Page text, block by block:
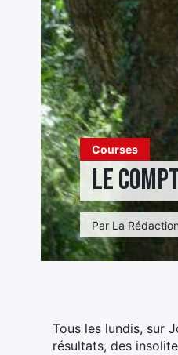
Courses
Le
Par La
Tous les lundis, sur
résultats, des